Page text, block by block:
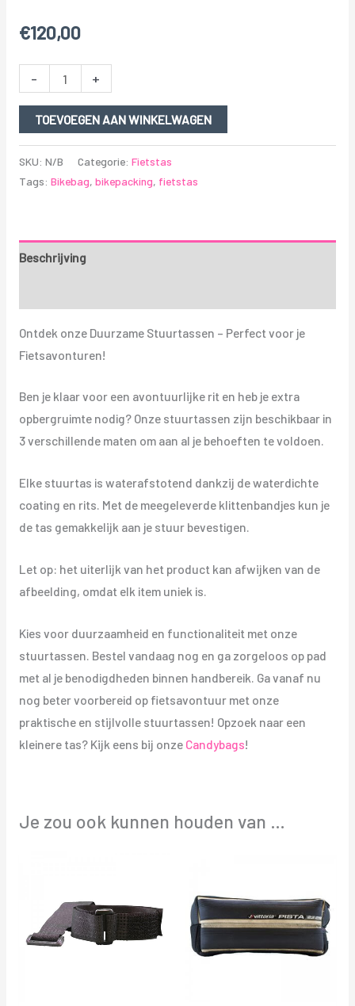
€120,00
- +
TOEVOEGEN AAN WINKELWAGEN
SKU: N/B Categorie: Fietstas
Tags: Bikebag, bikepacking, fietstas
Beschrijving
Ontdek onze Duurzame Stuurtassen – Perfect voor je
Fietsavonturen!
Ben je klaar voor een avontuurlijke rit en heb je extra
opbergruimte nodig? Onze stuurtassen zijn beschikbaar in
3 verschillende maten om aan al je behoeften te voldoen.
Elke stuurtas is waterafstotend dankzij de waterdichte
coating en rits. Met de meegeleverde klittenbandjes kun je
de tas gemakkelijk aan je stuur bevestigen.
Let op: het uiterlijk van het product kan afwijken van de
afbeelding, omdat elk item uniek is.
Kies voor duurzaamheid en functionaliteit met onze
stuurtassen. Bestel vandaag nog en ga zorgeloos op pad
met al je benodigdheden binnen handbereik. Ga vanaf nu
nog beter voorbereid op fietsavontuur met onze
praktische en stijlvolle stuurtassen! Opzoek naar een
kleinere tas? Kijk eens bij onze Candybags!
Je zou ook kunnen houden van …